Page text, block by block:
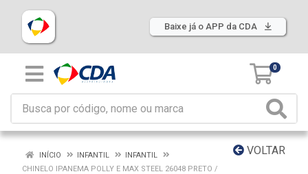
Baixe já o APP da CDA
0
VOLTAR
INÍCIO INFANTIL
INFANTIL
CHINELO IPANEMA POLLY E MAX STEEL 26048 PRETO /